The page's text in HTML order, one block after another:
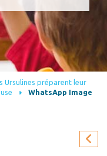
Ursulines préparent leur
WhatsApp Image